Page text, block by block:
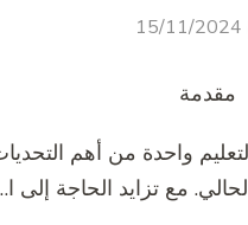
15/11/2024
مقدمة
واحدة من أهم
مع تزايد الحاجة إلى